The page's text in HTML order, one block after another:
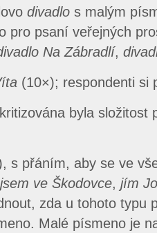
divadlo s malým
pro psaní veřejných
Na Zábradlí,
(10×); respondenti si
byla složitost
s přáním, aby se ve
ve Škodovce, jím
zda u tohoto typu
Malé písmeno je